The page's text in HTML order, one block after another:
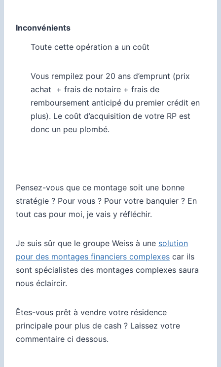
Inconvénients
Toute cette opération a un coût
Vous rempilez pour 20 ans d’emprunt (prix
achat + frais de notaire + frais de
remboursement anticipé du premier crédit en
plus). Le coût d’acquisition de votre RP est
donc un peu plombé.
Pensez-vous que ce montage soit une bonne
stratégie ? Pour vous ? Pour votre banquier ? En
tout cas pour moi, je vais y réfléchir.
Je suis sûr que le groupe Weiss à une solution
pour des montages financiers complexes car ils
sont spécialistes des montages complexes saura
nous éclaircir.
Êtes-vous prêt à vendre votre résidence
principale pour plus de cash ? Laissez votre
commentaire ci dessous.